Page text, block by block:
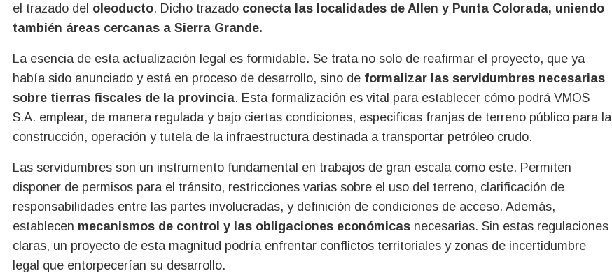
el trazado del oleoducto. Dicho trazado conecta las localidades de Allen y Punta Colorada, uniendo
también áreas cercanas a Sierra Grande.
La esencia de esta actualización legal es formidable. Se trata no solo de reafirmar el proyecto, que ya
había sido anunciado y está en proceso de desarrollo, sino de formalizar las servidumbres necesarias
sobre tierras fiscales de la provincia. Esta formalización es vital para establecer cómo podrá VMOS
S.A. emplear, de manera regulada y bajo ciertas condiciones, especificas franjas de terreno público para la
construcción, operación y tutela de la infraestructura destinada a transportar petróleo crudo.
Las servidumbres son un instrumento fundamental en trabajos de gran escala como este. Permiten
disponer de permisos para el tránsito, restricciones varias sobre el uso del terreno, clarificación de
responsabilidades entre las partes involucradas, y definición de condiciones de acceso. Además,
establecen mecanismos de control y las obligaciones económicas necesarias. Sin estas regulaciones
claras, un proyecto de esta magnitud podría enfrentar conflictos territoriales y zonas de incertidumbre
legal que entorpecerían su desarrollo.